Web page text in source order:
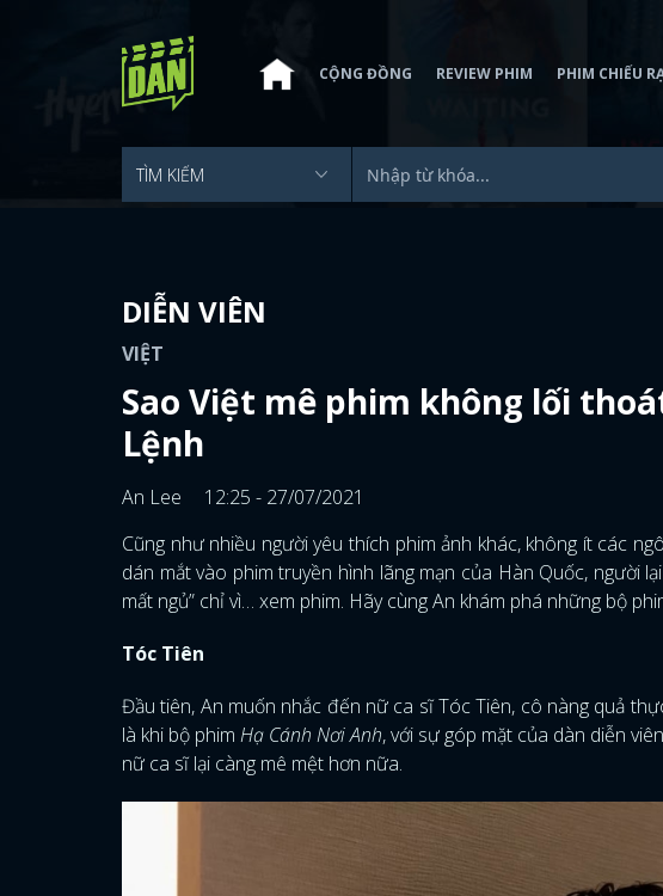
CỘNG ĐỒNG REVIEW PHIM PHIM CHIẾU
DIỄN VIÊN
VIỆT
Sao Việt mê phim không lối
Lệnh
An Lee
12:25 - 27/07/2021
Cũng như nhiều người yêu thích phim ảnh khác, không ít các
dán mắt vào phim truyền hình lãng mạn của Hàn Quốc, người
mất ngủ” chỉ vì… xem phim. Hãy cùng An khám phá những bộ
Tóc Tiên
Đầu tiên, An muốn nhắc đến nữ ca sĩ Tóc Tiên, cô nàng quả
là khi bộ phimHạ Cánh Nơi Anh, với sự góp mặt của dàn diễn
nữ ca sĩ lại càng mê mệt hơn nữa.